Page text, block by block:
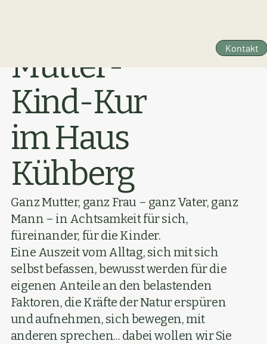
Kontakt
Mutter-
Kind-Kur
im Haus
Kühberg
Ganz Mutter, ganz Frau – ganz Vater, ganz
Mann – in Achtsamkeit für sich,
füreinander, für die Kinder.
Eine Auszeit vom Alltag, sich mit sich
selbst befassen, bewusst werden für die
eigenen Anteile an den belastenden
Faktoren, die Kräfte der Natur erspüren
und aufnehmen, sich bewegen, mit
anderen sprechen... dabei wollen wir Sie